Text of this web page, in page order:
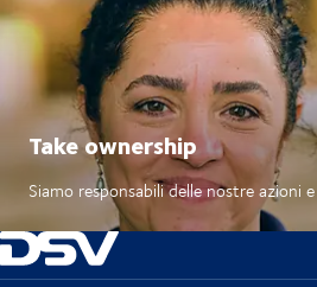
Take ownership
Siamo responsabili delle nostre azioni